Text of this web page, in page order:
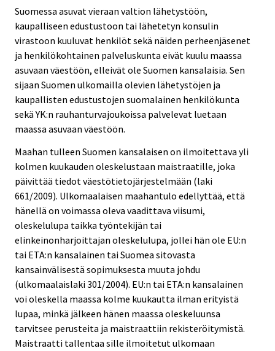
Suomessa asuvat vieraan valtion lähetystöön,
kaupalliseen edustustoon tai lähetetyn konsulin
virastoon kuuluvat henkilöt sekä näiden perheenjäsenet
ja henkilökohtainen palveluskunta eivät kuulu maassa
asuvaan väestöön, elleivät ole Suomen kansalaisia. Sen
sijaan Suomen ulkomailla olevien lähetystöjen ja
kaupallisten edustustojen suomalainen henkilökunta
sekä YK:n rauhanturvajoukoissa palvelevat luetaan
maassa asuvaan väestöön.
Maahan tulleen Suomen kansalaisen on ilmoitettava yli
kolmen kuukauden oleskelustaan maistraatille, joka
päivittää tiedot väestötietojärjestelmään (laki
661/2009). Ulkomaalaisen maahantulo edellyttää, että
hänellä on voimassa oleva vaadittava viisumi,
oleskelulupa taikka työntekijän tai
elinkeinonharjoittajan oleskelulupa, jollei hän ole EU:n
tai ETA:n kansalainen tai Suomea sitovasta
kansainvälisestä sopimuksesta muuta johdu
(ulkomaalaislaki 301/2004). EU:n tai ETA:n kansalainen
voi oleskella maassa kolme kuukautta ilman erityistä
lupaa, minkä jälkeen hänen maassa oleskeluunsa
tarvitsee perusteita ja maistraattiin rekisteröitymistä.
Maistraatti tallentaa sille ilmoitetut ulkomaan